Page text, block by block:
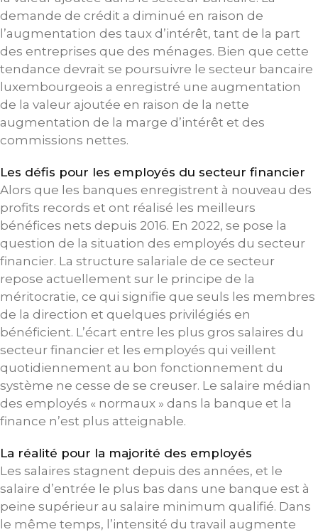
demande de crédit a diminué en raison de
l’augmentation des taux d’intérêt, tant de la part
des entreprises que des ménages. Bien que cette
tendance devrait se poursuivre le secteur bancaire
luxembourgeois a enregistré une augmentation
de la valeur ajoutée en raison de la nette
augmentation de la marge d’intérêt et des
commissions nettes.
Les défis pour les employés du secteur financier
Alors que les banques enregistrent à nouveau des
profits records et ont réalisé les meilleurs
bénéfices nets depuis 2016. En 2022, se pose la
question de la situation des employés du secteur
financier. La structure salariale de ce secteur
repose actuellement sur le principe de la
méritocratie, ce qui signifie que seuls les membres
de la direction et quelques privilégiés en
bénéficient. L’écart entre les plus gros salaires du
secteur financier et les employés qui veillent
quotidiennement au bon fonctionnement du
système ne cesse de se creuser. Le salaire médian
des employés « normaux » dans la banque et la
finance n’est plus atteignable.
La réalité pour la majorité des employés
Les salaires stagnent depuis des années, et le
salaire d’entrée le plus bas dans une banque est à
peine supérieur au salaire minimum qualifié. Dans
le même temps, l’intensité du travail augmente